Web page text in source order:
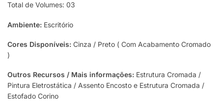
Total de Volumes: 03
Ambiente: Escritório
Cores Disponíveis: Cinza / Preto ( Com Acabamento Cromado
)
Outros Recursos / Mais informações: Estrutura Cromada /
Pintura Eletrostática / Assento Encosto e Estrutura Cromada /
Estofado Corino